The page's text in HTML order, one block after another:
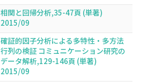
相関と回帰分析,35-47頁 (単著)
2015/09
確証的因子分析による多特性・多方法
行列の検証 コミュニケーション研究の
データ解析,129-146頁 (単著)
2015/09